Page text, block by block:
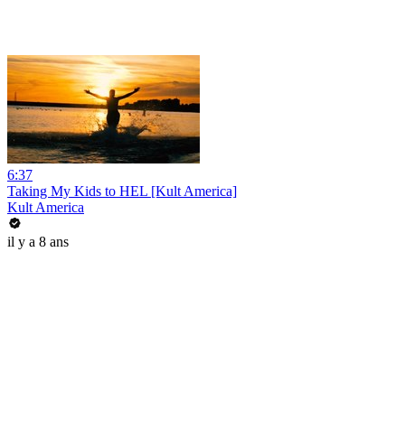
6:37
Taking My Kids to HEL [Kult America]
Kult America
il y a 8 ans